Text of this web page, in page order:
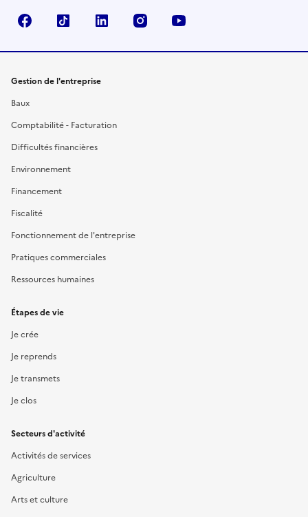
FacebookTikTok Linkedin Instagram
Gestion de l'entreprise
Baux
Comptabilité - Facturation
Difficultés financières
Environnement
Financement
Fiscalité
Fonctionnement de l'entreprise
Pratiques commerciales
Ressources humaines
Étapes de vie
Je crée
Je reprends
Je transmets
Je clos
Secteurs d'activité
Activités de services
Agriculture
Arts et culture